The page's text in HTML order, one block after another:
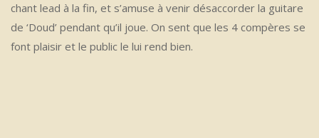
chant lead à la fin, et s’amuse à venir désaccorder la guitare
de ‘Doud’ pendant qu’il joue. On sent que les 4 compères se
font plaisir et le public le lui rend bien.